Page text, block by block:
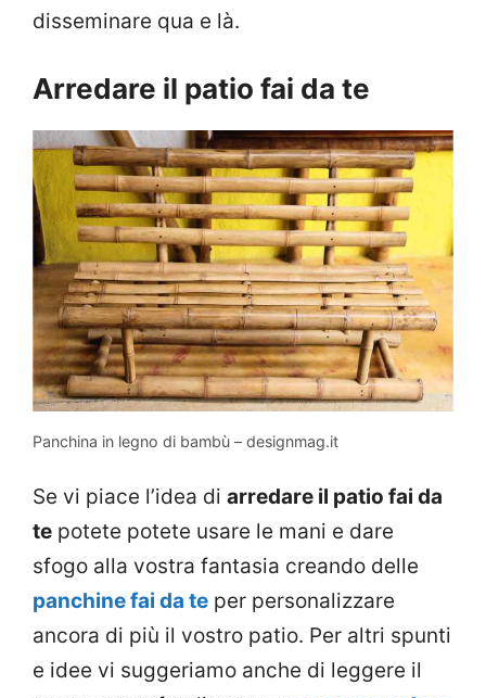
disseminare qua e là.
Arredare il patio fai da te
Panchina in legno di bambù – designmag.it
Se vi piace l’idea di arredare il patio fai da
te potete potete usare le mani e dare
sfogo alla vostra fantasia creando delle
panchine fai da te per personalizzare
ancora di più il vostro patio. Per altri spunti
e idee vi suggeriamo anche di leggere il